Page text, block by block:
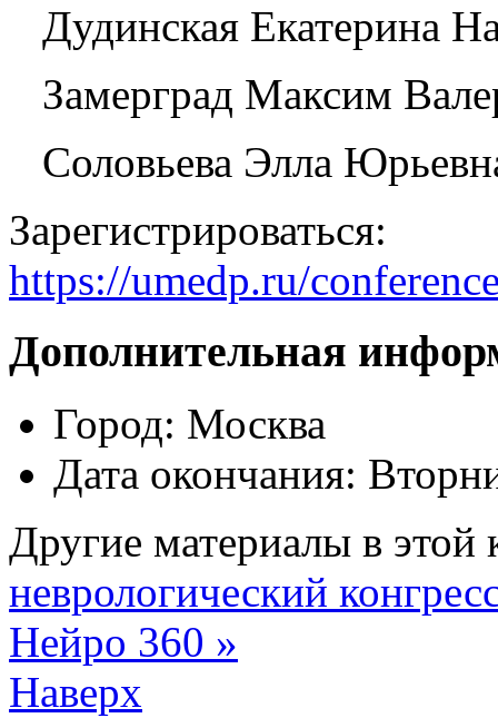
Дудинская Екатерина
Замерград Максим
Соловьева Элла
Зарегистрироваться:
https://umedp.ru/
Дополнительная
Город: Москва
Дата окончания:
Другие материалы в этой
неврологический
Нейро 360 »
Наверх